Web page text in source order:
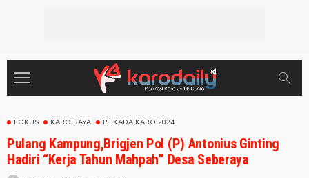
FOKUS KARO RAYA PILKADA KARO 2024
Pulang Kampung,Brigjen Pol (P) Antonius Ginting
Hadiri “Kerja Tahun Mahpah” Desa Seberaya